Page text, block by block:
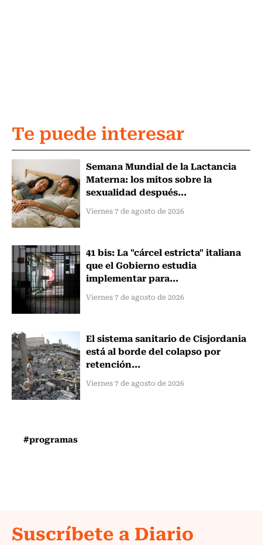
Te puede interesar
Semana Mundial de la Lactancia
Materna: los mitos sobre la
sexualidad después...
Viernes 7 de agosto de 2026
41 bis: La "cárcel estricta" italiana
que el Gobierno estudia
implementar para...
Viernes 7 de agosto de 2026
El sistema sanitario de Cisjordania
está al borde del colapso por
retención...
Viernes 7 de agosto de 2026
#programas